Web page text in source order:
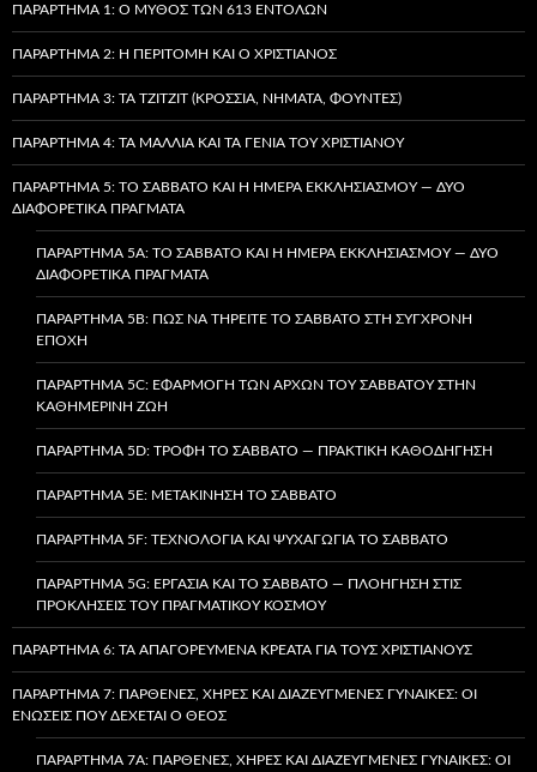
ΠΑΡΆΡΤΗΜΑ 1: Ο ΜΎΘΟΣ ΤΩΝ 613 ΕΝΤΟΛΏΝ
ΠΑΡΆΡΤΗΜΑ 2: Η ΠΕΡΙΤΟΜΉ ΚΑΙ Ο ΧΡΙΣΤΙΑΝΌΣ
ΠΑΡΆΡΤΗΜΑ 3: ΤΑ TZITZIT (ΚΡΌΣΣΙΑ, ΝΉΜΑΤΑ, ΦΟΎΝΤΕΣ)
ΠΑΡΆΡΤΗΜΑ 4: ΤΑ ΜΑΛΛΙΆ ΚΑΙ ΤΑ ΓΈΝΙΑ ΤΟΥ ΧΡΙΣΤΙΑΝΟΎ
ΠΑΡΆΡΤΗΜΑ 5: ΤΟ ΣΆΒΒΑΤΟ ΚΑΙ Η ΗΜΈΡΑ ΕΚΚΛΗΣΙΑΣΜΟΎ — ΔΎΟ
ΔΙΑΦΟΡΕΤΙΚΆ ΠΡΆΓΜΑΤΑ
ΠΑΡΆΡΤΗΜΑ 5A: ΤΟ ΣΆΒΒΑΤΟ ΚΑΙ Η ΗΜΈΡΑ ΕΚΚΛΗΣΙΑΣΜΟΎ — ΔΎΟ
ΔΙΑΦΟΡΕΤΙΚΆ ΠΡΆΓΜΑΤΑ
ΠΑΡΆΡΤΗΜΑ 5B: ΠΏΣ ΝΑ ΤΗΡΕΊΤΕ ΤΟ ΣΆΒΒΑΤΟ ΣΤΗ ΣΎΓΧΡΟΝΗ
ΕΠΟΧΉ
ΠΑΡΆΡΤΗΜΑ 5C: ΕΦΑΡΜΟΓΉ ΤΩΝ ΑΡΧΏΝ ΤΟΥ ΣΑΒΒΆΤΟΥ ΣΤΗΝ
ΚΑΘΗΜΕΡΙΝΉ ΖΩΉ
ΠΑΡΆΡΤΗΜΑ 5D: ΤΡΟΦΉ ΤΟ ΣΆΒΒΑΤΟ — ΠΡΑΚΤΙΚΉ ΚΑΘΟΔΉΓΗΣΗ
ΠΑΡΆΡΤΗΜΑ 5E: ΜΕΤΑΚΊΝΗΣΗ ΤΟ ΣΆΒΒΑΤΟ
ΠΑΡΆΡΤΗΜΑ 5F: ΤΕΧΝΟΛΟΓΊΑ ΚΑΙ ΨΥΧΑΓΩΓΊΑ ΤΟ ΣΆΒΒΑΤΟ
ΠΑΡΆΡΤΗΜΑ 5G: ΕΡΓΑΣΊΑ ΚΑΙ ΤΟ ΣΆΒΒΑΤΟ — ΠΛΟΉΓΗΣΗ ΣΤΙΣ
ΠΡΟΚΛΉΣΕΙΣ ΤΟΥ ΠΡΑΓΜΑΤΙΚΟΎ ΚΌΣΜΟΥ
ΠΑΡΆΡΤΗΜΑ 6: ΤΑ ΑΠΑΓΟΡΕΥΜΈΝΑ ΚΡΈΑΤΑ ΓΙΑ ΤΟΥΣ ΧΡΙΣΤΙΑΝΟΎΣ
ΠΑΡΆΡΤΗΜΑ 7: ΠΑΡΘΈΝΕΣ, ΧΉΡΕΣ ΚΑΙ ΔΙΑΖΕΥΓΜΈΝΕΣ ΓΥΝΑΊΚΕΣ: ΟΙ
ΕΝΏΣΕΙΣ ΠΟΥ ΔΈΧΕΤΑΙ Ο ΘΕΌΣ
ΠΑΡΆΡΤΗΜΑ 7A: ΠΑΡΘΈΝΕΣ, ΧΉΡΕΣ ΚΑΙ ΔΙΑΖΕΥΓΜΈΝΕΣ ΓΥΝΑΊΚΕΣ: ΟΙ